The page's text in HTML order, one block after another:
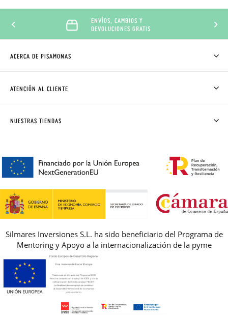
ENVÍOS, CAMBIOS Y
DEVOLUCIONES GRATIS
ACERCA DE PISAMONAS
CÓMO COMPRAR
AVISO LEGAL, PRIVACIDAD Y COOKIES
REBAJAS
ATENCIÓN AL CLIENTE
PREGUNTAS FRECUENTES
NUESTRAS TIENDAS
Silmares Inversiones S.L. ha sido beneficiario del Programa de
Mentoring y Apoyo a la internacionalización de la pyme